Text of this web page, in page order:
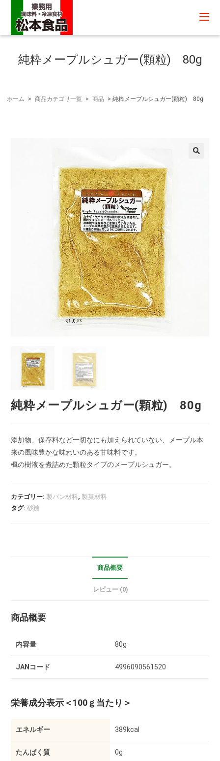
純粋メープルシュガー(顆粒) 80g
ホーム > 商品カテゴリ一覧 > 商品 > 純粋メープルシュガー(顆粒) 80g
純粋メープルシュガー(顆粒) 80g
添加物、保存料など一切なにも加えられていない、メープル本
来の風味豊かな味わいのある甘味料です。
楓の樹液を煮詰めた顆粒タイプのメープルシュガー。
カテゴリー: 製パン材料, 製菓材料
タグ:砂糖
商品概要
レビュー (0)
商品概要
内容量 80g
JANコード 4996090561520
栄養成分表示＜100ｇ当たり＞
エネルギー 389kcal
たんぱく質 0g